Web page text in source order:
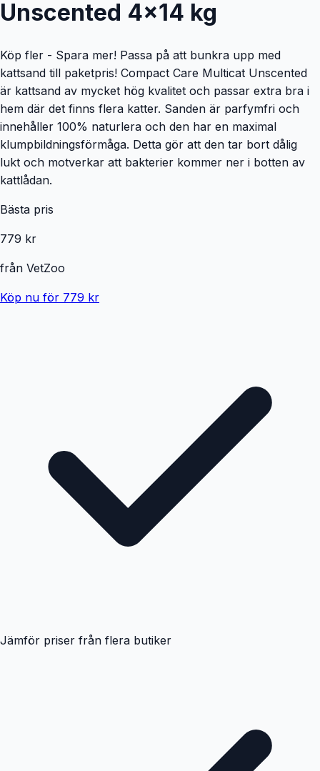
Unscented 4x14 kg
Köp fler - Spara mer! Passa på att bunkra upp med
kattsand till paketpris! Compact Care Multicat Unscented
är kattsand av mycket hög kvalitet och passar extra bra i
hem där det finns flera katter. Sanden är parfymfri och
innehåller 100% naturlera och den har en maximal
klumpbildningsförmåga. Detta gör att den tar bort dålig
lukt och motverkar att bakterier kommer ner i botten av
kattlådan.
Bästa pris
779 kr
från VetZoo
Köp nu för 779 kr
Jämför priser från flera butiker